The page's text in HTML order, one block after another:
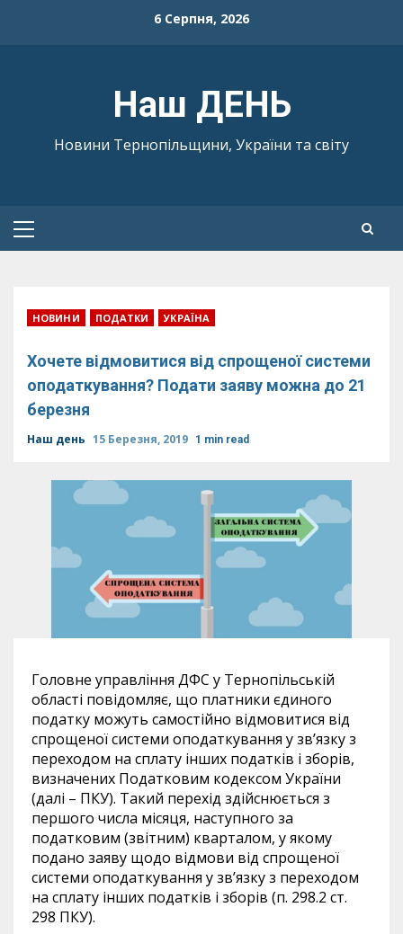
6 Серпня, 2026
Наш ДЕНЬ
Новини Тернопільщини, України та світу
Primary
НОВИНИ ПОДАТКИ УКРАЇНА
Хочете відмовитися від спрощеної системи
оподаткування? Подати заяву можна до 21
березня
Наш день 15 Березня, 2019 1 min read
Головне управління ДФС у Тернопільській
області повідомляє, що платники єдиного
податку можуть самостійно відмовитися від
спрощеної системи оподаткування у зв’язку з
переходом на сплату інших податків і зборів,
визначених Податковим кодексом України
(далі – ПКУ). Такий перехід здійснюється з
першого числа місяця, наступного за
податковим (звітним) кварталом, у якому
подано заяву щодо відмови від спрощеної
системи оподаткування у зв’язку з переходом
на сплату інших податків і зборів (п. 298.2 ст.
298 ПКУ).